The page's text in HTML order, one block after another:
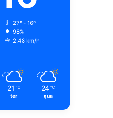
27º - 16º
98%
2.48 km/h
21 ℃
ter
24 ℃
qua